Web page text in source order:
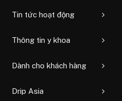
Tin tức hoạt động
Thông tin y khoa
Dành cho khách hàng
Drip Asia